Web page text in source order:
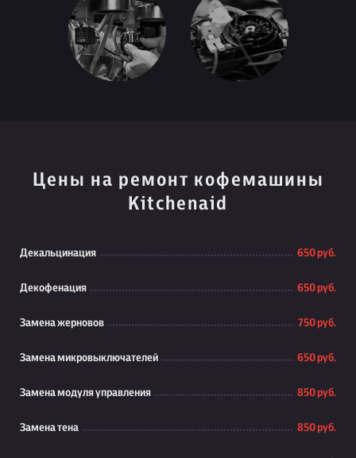
Цены на ремонт кофемашины
Kitchenaid
Декальцинация 650 руб.
Декофенация 650 руб.
Замена жерновов 750 руб.
Замена микровыключателей 650 руб.
Замена модуля управления 850 руб.
Замена тена 850 руб.